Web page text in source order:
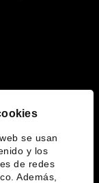
se usan
y los
de redes
Además,